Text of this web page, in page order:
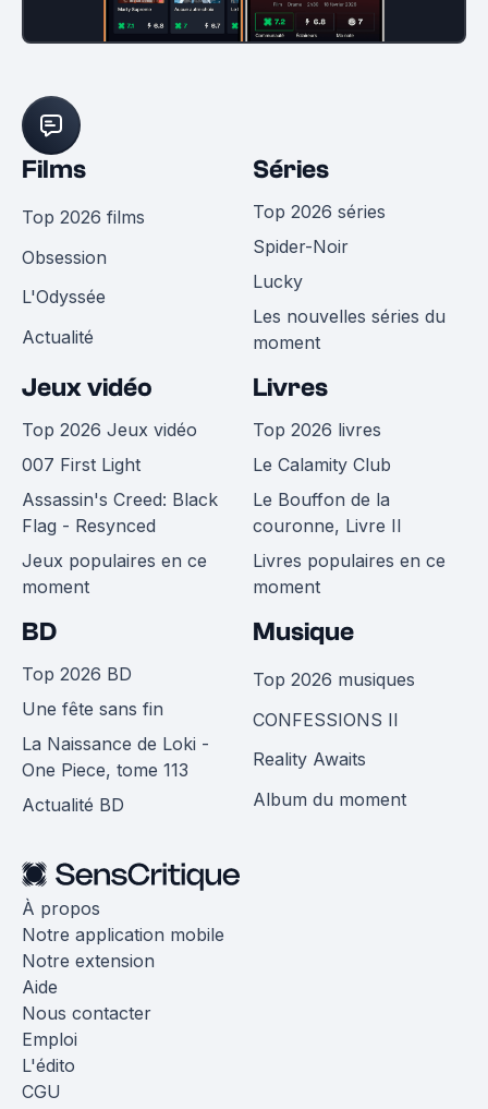
Films
Top 2026 films
Obsession
L'Odyssée
Actualité
Séries
Top 2026 séries
Spider-Noir
Lucky
Les nouvelles séries du
moment
Jeux vidéo
Top 2026 Jeux vidéo
007 First Light
Assassin's Creed: Black
Flag - Resynced
Jeux populaires en ce
moment
Livres
Top 2026 livres
Le Calamity Club
Le Bouffon de la
couronne, Livre II
Livres populaires en ce
moment
BD
Top 2026 BD
Une fête sans fin
La Naissance de Loki -
One Piece, tome 113
Actualité BD
Musique
Top 2026 musiques
CONFESSIONS II
Reality Awaits
Album du moment
À propos
Notre application mobile
Notre extension
Aide
Nous contacter
Emploi
L'édito
CGU